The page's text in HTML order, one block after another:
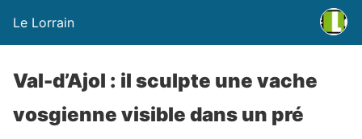
Le Lorrain
Val-d’Ajol : il sculpte une vache
vosgienne visible dans un pré